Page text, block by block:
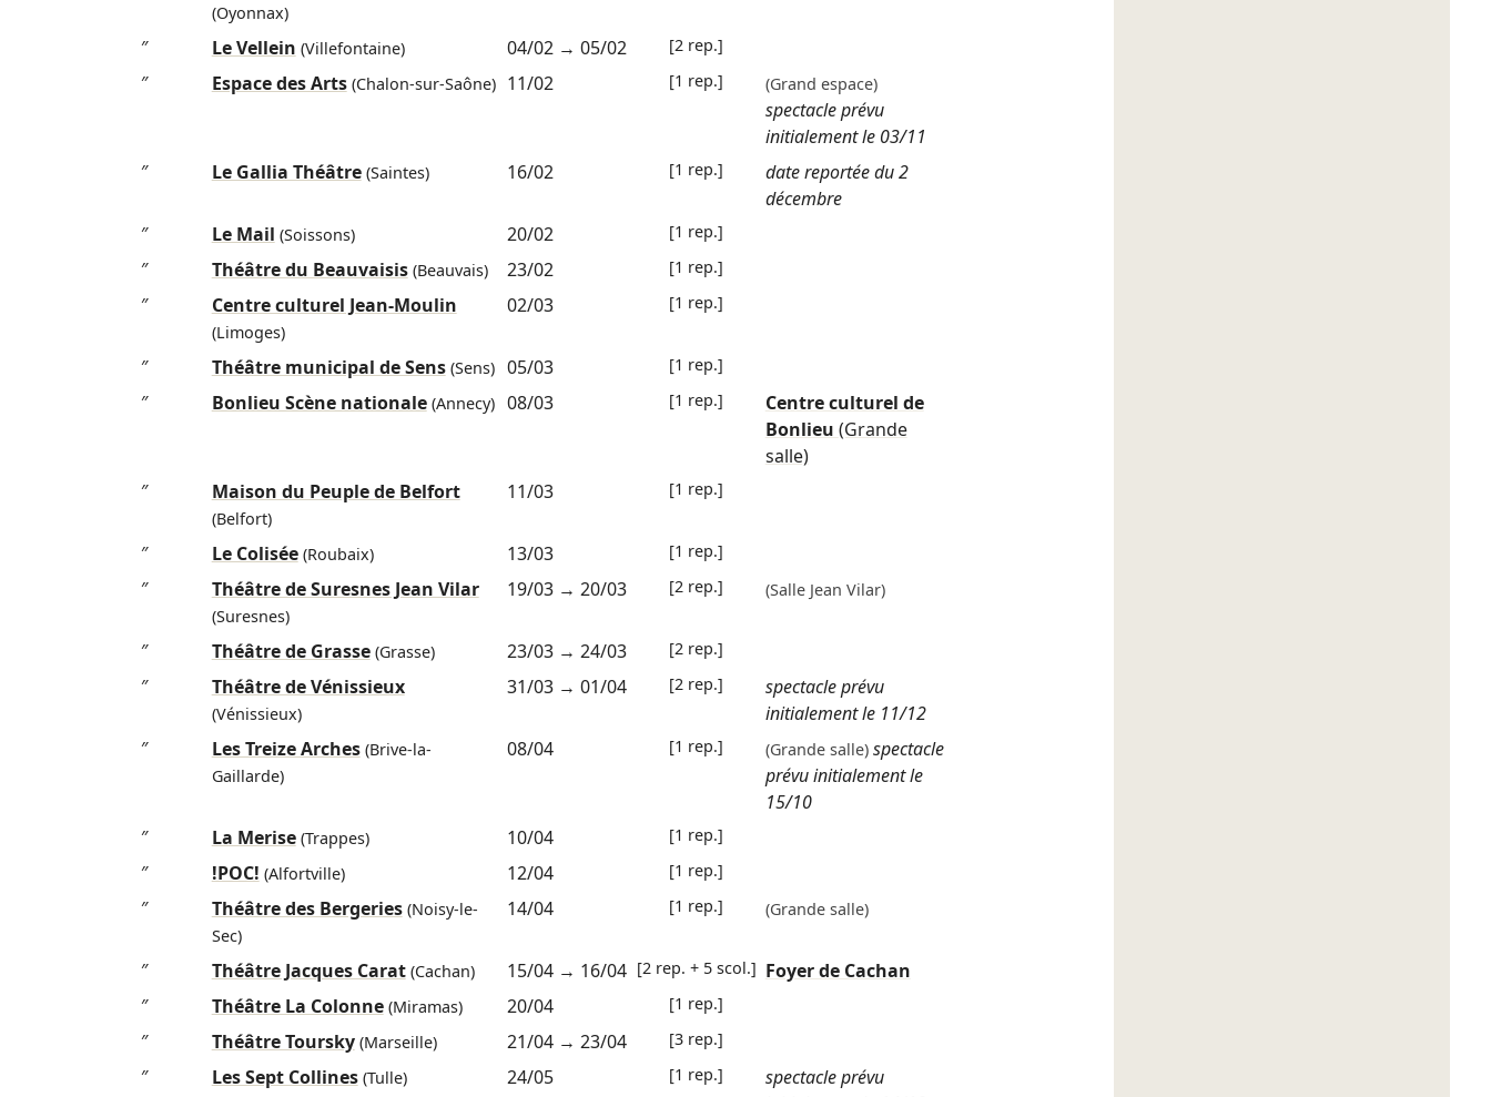
(Oyonnax)
″ Le Vellein (Villefontaine) 04/02→ 05/02 [2 rep.]
″ Espace des Arts(Chalon-sur-Saône) 11/02 [1 rep.] (Grand espace)
spectacle prévu
initialement le 03/11
″
Le Gallia Théâtre(Saintes) 16/02 [1 rep.]
date reportée du 2
décembre
″
Le Mail (Soissons) 20/02 [1 rep.]
″ Théâtre du Beauvaisis(Beauvais) 23/02 [1 rep.]
″ Centre culturel Jean-Moulin
(Limoges)
02/03 [1 rep.]
″ Théâtre municipal de Sens(Sens) 05/03 [1 rep.]
″ Bonlieu Scène nationale(Annecy) 08/03 [1 rep.]
Centre culturel de
Bonlieu (Grande
salle)
″
Maison du Peuple de Belfort
(Belfort)
11/03 [1 rep.]
″ Le Colisée(Roubaix) 13/03 [1 rep.]
″ Théâtre de Suresnes Jean Vilar
(Suresnes)
19/03→ 20/03 [2 rep.] (Salle Jean Vilar)
″ Théâtre de Grasse(Grasse) 23/03→ 24/03 [2 rep.]
″ Théâtre de Vénissieux
(Vénissieux)
31/03→ 01/04 [2 rep.]
spectacle prévu
initialement le 11/12
″
Les Treize Arches(Brive-la-
Gaillarde)
08/04 [1 rep.] (Grande salle) spectacle
prévu initialement le
15/10
″
La Merise(Trappes) 10/04 [1 rep.]
″ !POC! (Alfortville) 12/04 [1 rep.]
″ Théâtre des Bergeries(Noisy-le-
Sec)
14/04 [1 rep.] (Grande salle)
″ Théâtre Jacques Carat(Cachan) 15/04→ 16/04 [2 rep. + 5 scol.] Foyer de Cachan
″
Théâtre La Colonne(Miramas) 20/04 [1 rep.]
″ Théâtre Toursky(Marseille) 21/04→ 23/04 [3 rep.]
″ Les Sept Collines(Tulle) 24/05 [1 rep.]
spectacle prévu